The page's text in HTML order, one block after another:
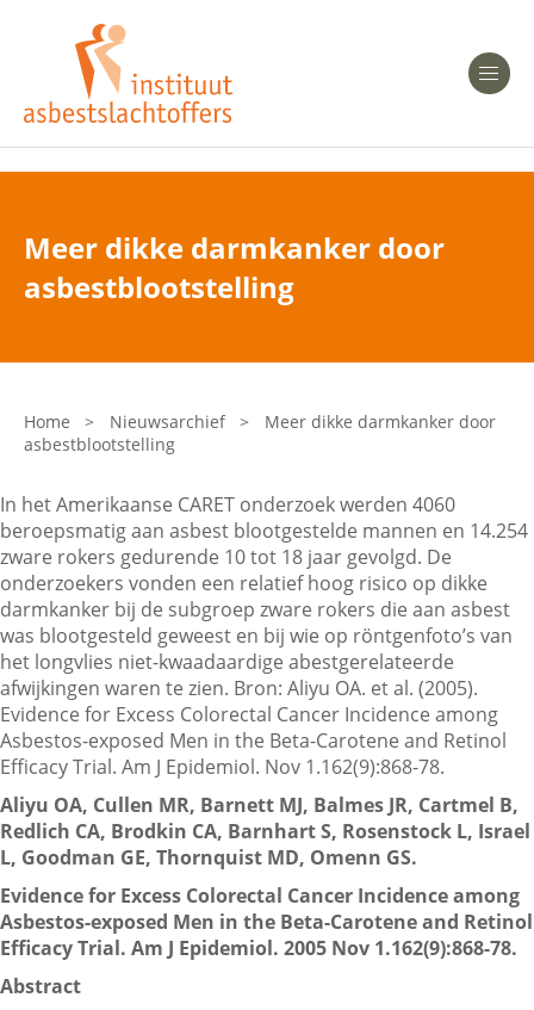
Heeft u Mesothelioom?
Heeft u Asbestose?
Bent u arts?
Asbest en Gezondheid
Laatste nieuws
Onze organisatie
Veelgestelde vragen
Contactgegevens
Zoeken
Meer dikke darmkanker door
asbestblootstelling
Home > Nieuwsarchief >
Meer dikke darmkanker door
asbestblootstelling
In het Amerikaanse CARET onderzoek werden 4060
beroepsmatig aan asbest blootgestelde mannen en 14.254
zware rokers gedurende 10 tot 18 jaar gevolgd. De
onderzoekers vonden een relatief hoog risico op dikke
darmkanker bij de subgroep zware rokers die aan asbest
was blootgesteld geweest en bij wie op röntgenfoto’s van
het longvlies niet-kwaadaardige abestgerelateerde
afwijkingen waren te zien. Bron: Aliyu OA. et al. (2005).
Evidence for Excess Colorectal Cancer Incidence among
Asbestos-exposed Men in the Beta-Carotene and Retinol
Efficacy Trial. Am J Epidemiol. Nov 1.162(9):868-78.
Aliyu OA, Cullen MR, Barnett MJ, Balmes JR, Cartmel B,
Redlich CA, Brodkin CA, Barnhart S, Rosenstock L, Israel
L, Goodman GE, Thornquist MD, Omenn GS.
Evidence for Excess Colorectal Cancer Incidence among
Asbestos-exposed Men in the Beta-Carotene and Retinol
Efficacy Trial. Am J Epidemiol. 2005 Nov 1.162(9):868-78.
Abstract